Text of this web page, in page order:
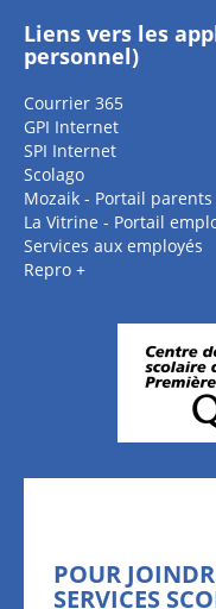
Liens vers les
personnel)
Courrier 365
GPI Internet
SPI Internet
Scolago
Mozaik - Portail parents
La Vitrine - Portail
Services aux employés
Repro +
POUR
SERVICES